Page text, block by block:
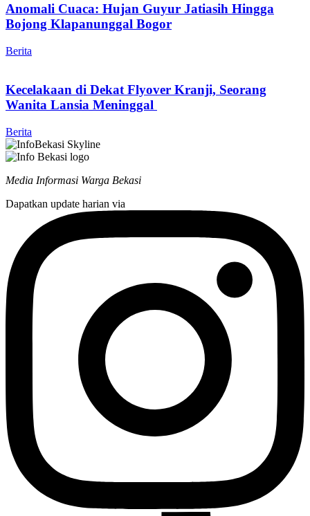
Anomali Cuaca: Hujan Guyur Jatiasih Hingga
Bojong Klapanunggal Bogor
Berita
Kecelakaan di Dekat Flyover Kranji, Seorang
Wanita Lansia Meninggal
Berita
Media Informasi Warga Bekasi
Dapatkan update harian via